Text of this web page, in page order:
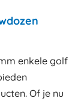
enkele golf
Of je nu